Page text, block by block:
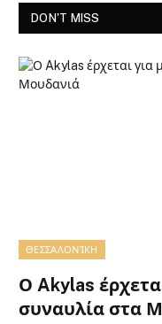
DON'T MISS
ΘΕΣΣΑΛΟΝΊΚΗ
Ο Akylas
συναυλία στα